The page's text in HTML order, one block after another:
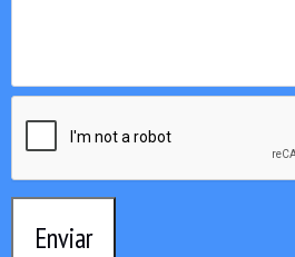
Enviar